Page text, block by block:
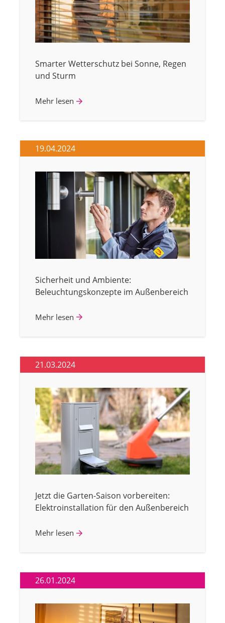
Smarter Wetterschutz bei Sonne, Regen
und Sturm
Mehr lesen
19.04.2024
Sicherheit und Ambiente:
Beleuchtungskonzepte im Außenbereich
Mehr lesen
21.03.2024
Jetzt die Garten-Saison vorbereiten:
Elektroinstallation für den Außenbereich
Mehr lesen
26.01.2024